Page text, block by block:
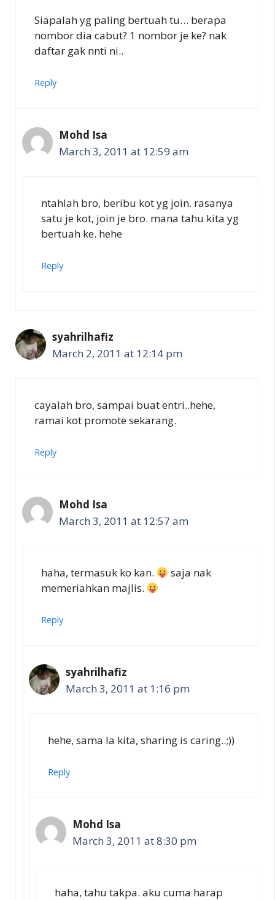
Siapalah yg paling bertuah tu… berapa
nombor dia cabut? 1 nombor je ke? nak
daftar gak nnti ni..
Reply
Mohd Isa
March 3, 2011 at 12:59 am
ntahlah bro, beribu kot yg join. rasanya
satu je kot, join je bro. mana tahu kita yg
bertuah ke. hehe
Reply
syahrilhafiz
March 2, 2011 at 12:14 pm
cayalah bro, sampai buat entri..hehe,
ramai kot promote sekarang.
Reply
Mohd Isa
March 3, 2011 at 12:57 am
haha, termasuk ko kan.
saja nak
memeriahkan majlis.
Reply
syahrilhafiz
March 3, 2011 at 1:16 pm
hehe, sama la kita, sharing is caring..;))
Reply
Mohd Isa
March 3, 2011 at 8:30 pm
haha, tahu takpa. aku cuma harap